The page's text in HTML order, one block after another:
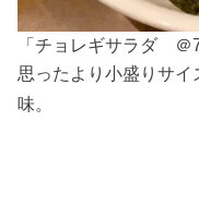
「チョレギサラダ ＠
思ったより小盛りサイ
味。